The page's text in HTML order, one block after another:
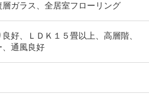
ガラス、全居室フローリング
好、ＬＤＫ１５畳以上、高層階、
、通風良好